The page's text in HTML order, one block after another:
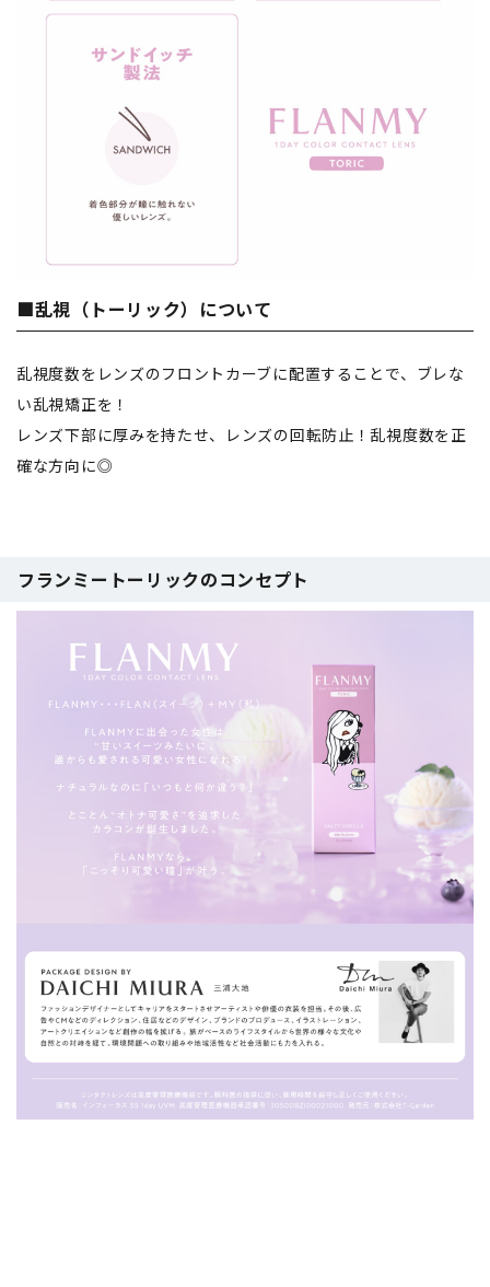
■乱視（トーリック）について
乱視度数をレンズのフロントカーブに配置することで、ブレな
い乱視矯正を！
レンズ下部に厚みを持たせ、レンズの回転防止！乱視度数を正
確な方向に◎
フランミートーリックのコンセプト